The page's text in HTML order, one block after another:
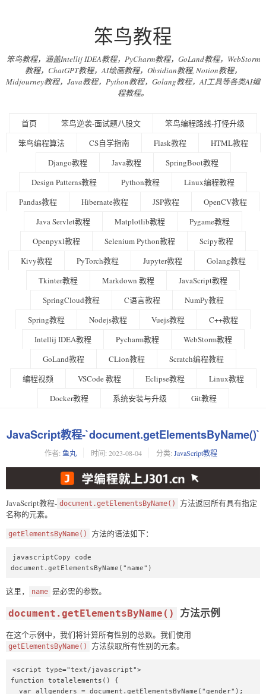
笨鸟教程
笨鸟教程，涵盖Intellij IDEA教程，PyCharm教程，GoLand教程，WebStorm
教程，ChatGPT教程，AI绘画教程，Obsidian教程, Notion教程，
Midjourney教程，Java教程，Python教程，Golang教程，AI工具等各类AI编
程教程。
首页 笨鸟逆袭-面试题八股文
笨鸟编程路线-打怪升级
笨鸟编程算法
CS自学指南 Flask教程
HTML教程
Django教程
Java教程
SpringBoot教程
Design Patterns教程
Python教程
Linux编程教程
Pandas教程
Hibernate教程 JSP教程
OpenCV教程
Java Servlet教程
Matplotlib教程
Pygame教程
Openpyxl教程
Selenium Python教程
Scipy教程
Kivy教程
PyTorch教程 Jupyter教程
Golang教程
Tkinter教程
Markdown 教程
JavaScript教程
SpringCloud教程
C语言教程
NumPy教程
Spring教程
Nodejs教程 Vuejs教程
C++教程
Intellij IDEA教程
Pycharm教程
WebStorm教程
GoLand教程
CLion教程
Scratch编程教程
编程视频
VSCode 教程 Eclipse教程
Linux教程
Docker教程
系统安装与升级 Git教程
JavaScript教程-`document.getElementsByName()`
作者: 鱼丸 时间: 2023-08-04 分类: JavaScript教程
JavaScript教程- document.getElementsByName()
方法返回所有具有指定
名称的元素。
getElementsByName() 方法的语法如下：
javascriptCopy code
document.getElementsByName("name")
这里， name 是必需的参数。
document.getElementsByName() 方法示例
在这个示例中，我们将计算所有性别的总数。我们使用
getElementsByName() 方法获取所有性别的元素。
<script type="text/javascript">
function totalelements() {